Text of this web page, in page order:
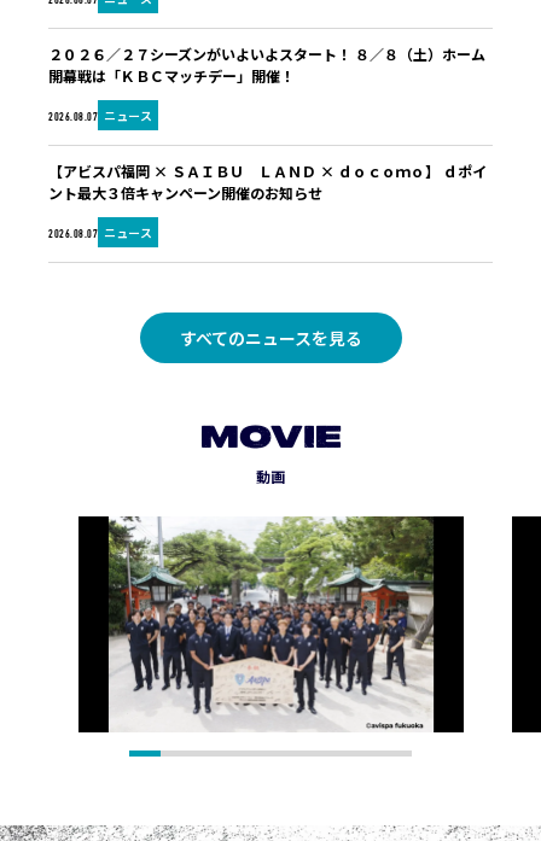
2026.08.07 ニュース
２０２６／２７シーズンがいよいよスタート！ ８／８（土）ホーム
開幕戦は「ＫＢＣマッチデー」開催！
2026.08.07 ニュース
【アビスパ福岡 × ＳＡＩＢＵ ＬＡＮＤ × ｄｏｃｏｍｏ】 ｄポイ
ント最大３倍キャンペーン開催のお知らせ
すべてのニュースを見る
MOVIE
動画